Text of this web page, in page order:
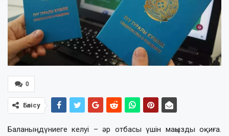
0
Бөлісу
Баланың дүниеге келуі – әр отбасы үшін маңызды оқиға.